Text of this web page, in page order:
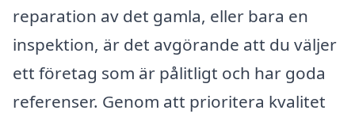
reparation av det gamla, eller bara en
inspektion, är det avgörande att du väljer
ett företag som är pålitligt och har goda
referenser. Genom att prioritera kvalitet